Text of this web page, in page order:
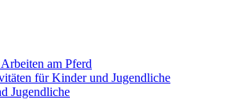
am Pferd
für Kinder und Jugendliche
Jugendliche